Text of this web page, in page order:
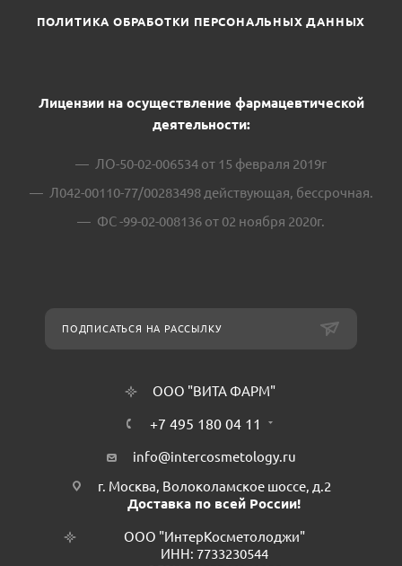
ПОЛИТИКА ОБРАБОТКИ ПЕРСОНАЛЬНЫХ ДАННЫХ
Лицензии на осуществление фармацевтической
деятельности:
ЛО-50-02-006534 от 15 февраля 2019г
Л042-00110-77/00283498 действующая, бессрочная.
ФС -99-02-008136 от 02 ноября 2020г.
ПОДПИСАТЬСЯ НА РАССЫЛКУ
ООО "ВИТА ФАРМ"
+7 495 180 04 11
info@intercosmetology.ru
г. Москва, Волоколамское шоссе, д.2
Доставка по всей России!
ООО "ИнтерКосметолоджи"
ИНН: 7733230544